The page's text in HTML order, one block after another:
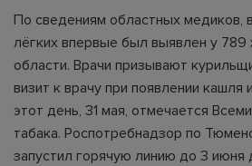
По сведениям областных медиков,
лёгких впервые был выявлен у
области. Врачи призывают
визит к врачу при появлении
этот день, 31 мая, отмечается
табака. Роспотребнадзор по
запустил горячую линию до 3 июня